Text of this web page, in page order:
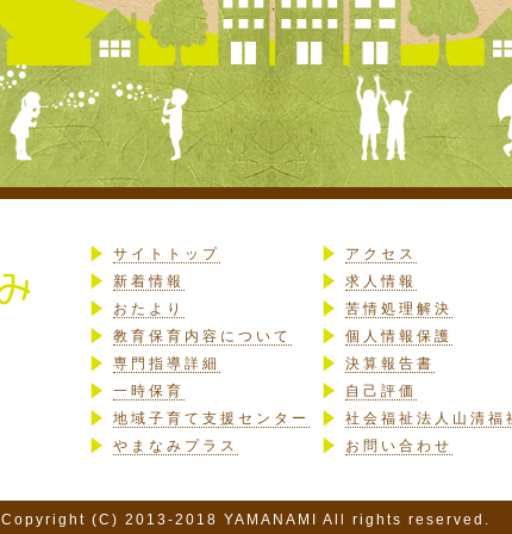
サイトトップ
新着情報
おたより
教育保育内容について
専門指導詳細
一時保育
地域子育て支援センター
やまなみプラス
アクセス
求人情報
苦情処理解決
個人情報保護
決算報告書
自己評価
社会福祉法人山清福
お問い合わせ
Copyright (C) 2013-2018 YAMANAMI All rights reserved.